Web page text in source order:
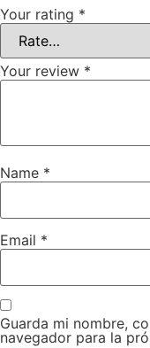
Your rating *
Your review *
Name *
Email *
Guarda mi nombre,
navegador para la